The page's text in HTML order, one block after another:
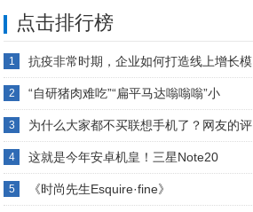
点击排行榜
1 抗疫非常时期，企业如何打造线上增长模
2 “自研猪肉难吃”“扁平马达嗡嗡嗡”小
3 为什么大家都不买联想手机了？网友的评
4 这就是今年安卓机皇！三星Note20
5 《时尚先生Esquire·fine》